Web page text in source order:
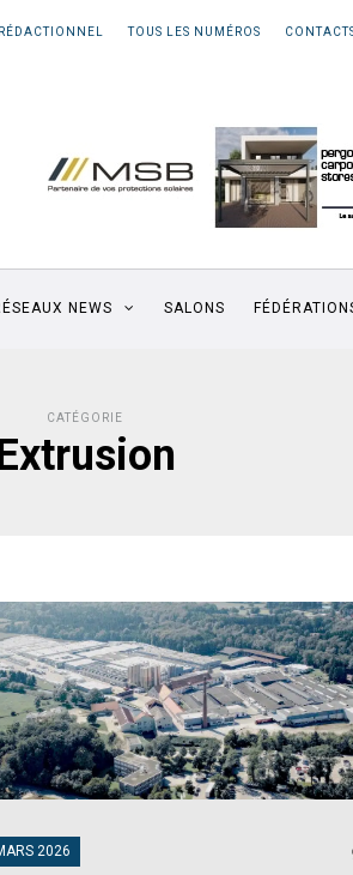
TOUS LES NUMÉROS
NEWS SALONS
CATÉGORIE
2026